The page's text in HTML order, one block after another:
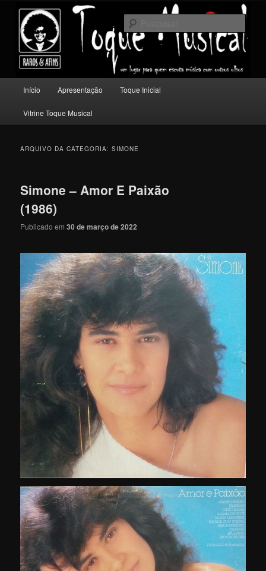
conteúdo
principal
conteúdo
secundário
Toque Musical
Um lugar para quem escuta música com outros olhos.
principal
Início Apresentação Toque Inicial
Vitrine Toque Musical
ARQUIVO DA CATEGORIA:SIMONE
Simone – Amor E Paixão
(1986)
Publicado em30 de março de 2022